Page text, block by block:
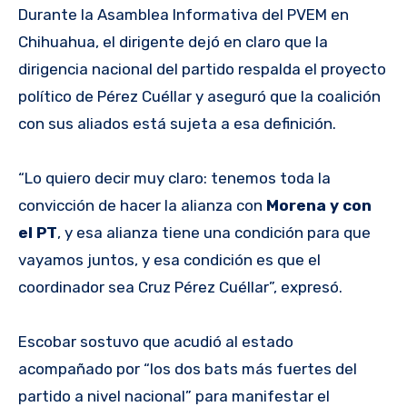
Durante la Asamblea Informativa del PVEM en
Chihuahua, el dirigente dejó en claro que la
dirigencia nacional del partido respalda el proyecto
político de Pérez Cuéllar y aseguró que la coalición
con sus aliados está sujeta a esa definición.
“Lo quiero decir muy claro: tenemos toda la
convicción de hacer la alianza con Morena y con
el PT, y esa alianza tiene una condición para que
vayamos juntos, y esa condición es que el
coordinador sea Cruz Pérez Cuéllar”, expresó.
Escobar sostuvo que acudió al estado
acompañado por “los dos bats más fuertes del
partido a nivel nacional” para manifestar el